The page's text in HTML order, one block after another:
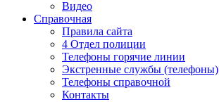
Видео
Справочная
Правила сайта
4 Отдел полиции
Телефоны горячие линии
Экстренные службы (телефоны)
Телефоны справочной
Контакты